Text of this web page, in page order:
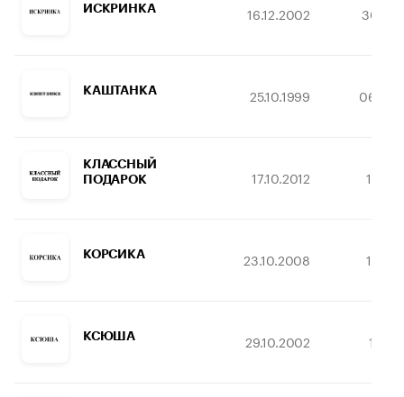
ИСКРИНКА 16.12.2002
КАШТАНКА 25.10.1999
КЛАССНЫЙ
ПОДАРОК
17.10.2012
КОРСИКА 23.10.2008
КСЮША 29.10.2002